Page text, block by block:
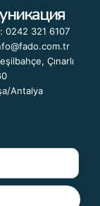
0242 321 6107
Çınarlı
Antalya